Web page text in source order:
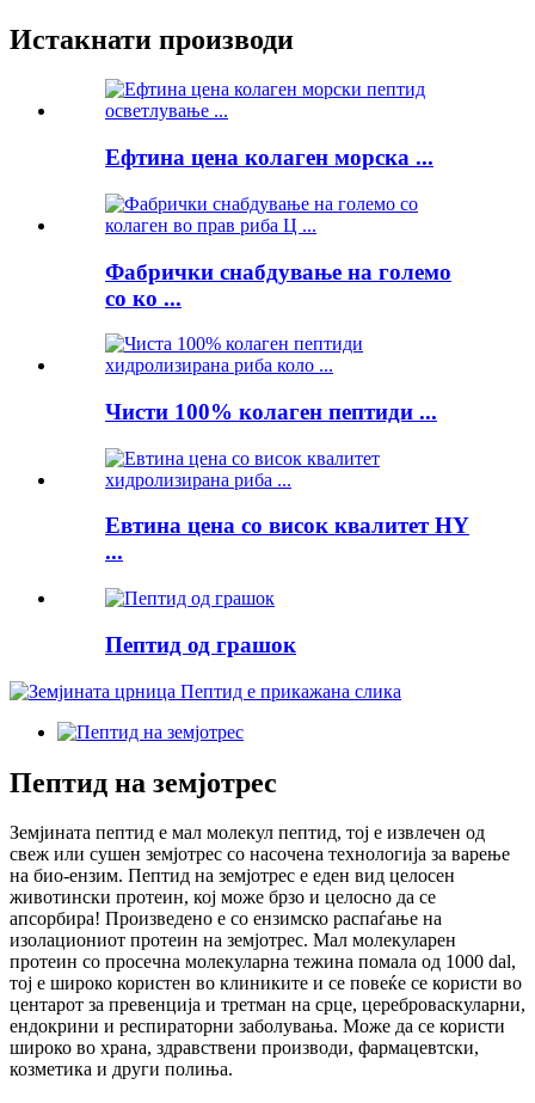
Истакнати производи
Ефтина цена колаген морска ...
Фабрички снабдување на големо
со ко ...
Чисти 100% колаген пептиди ...
Евтина цена со висок квалитет HY
...
Пептид од грашок
Пептид на земјотрес
Земјината пептид е мал молекул пептид, тој е извлечен од
свеж или сушен земјотрес со насочена технологија за варење
на био-ензим. Пептид на земјотрес е еден вид целосен
животински протеин, кој може брзо и целосно да се
апсорбира! Произведено е со ензимско распаѓање на
изолациониот протеин на земјотрес. Мал молекуларен
протеин со просечна молекуларна тежина помала од 1000 dal,
тој е широко користен во клиниките и се повеќе се користи во
центарот за превенција и третман на срце, цереброваскуларни,
ендокрини и респираторни заболувања. Може да се користи
широко во храна, здравствени производи, фармацевтски,
козметика и други полиња.